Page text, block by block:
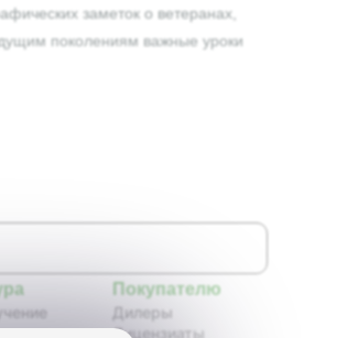
заметок о ветеранах,
поколениям важные уроки
Покупателю
Дилеры
Лицензиаты